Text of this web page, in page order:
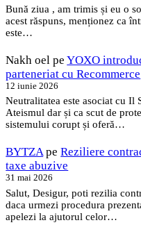
Bună ziua , am trimis și eu o
acest răspuns, menționez ca
este…
Nakh oel peYOXO
parteneriat cu Recommerce
12 iunie 2026
Neutralitatea este asociat cu Il
Ateismul dar și ca scut de
sistemului corupt și oferă…
BYTZApeReziliere
taxe abuzive
31 mai 2026
Salut, Desigur, poti rezilia
daca urmezi procedura
apelezi la ajutorul celor…